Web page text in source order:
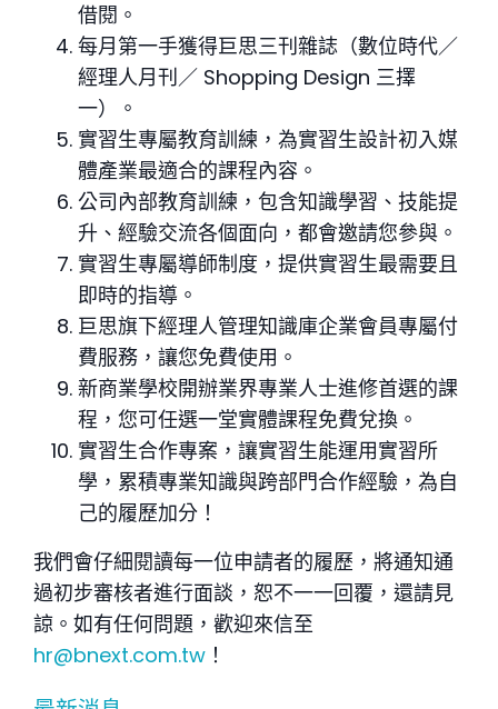
借閱。
每月第一手獲得巨思三刊雜誌（數位時代／
經理人月刊／ Shopping Design 三擇
一）。
實習生專屬教育訓練，為實習生設計初入媒
體產業最適合的課程內容。
公司內部教育訓練，包含知識學習、技能提
升、經驗交流各個面向，都會邀請您參與。
實習生專屬導師制度，提供實習生最需要且
即時的指導。
巨思旗下經理人管理知識庫企業會員專屬付
費服務，讓您免費使用。
新商業學校開辦業界專業人士進修首選的課
程，您可任選一堂實體課程免費兌換。
實習生合作專案，讓實習生能運用實習所
學，累積專業知識與跨部門合作經驗，為自
己的履歷加分！
我們會仔細閱讀每一位申請者的履歷，將通知通
過初步審核者進行面談，恕不一一回覆，還請見
諒。 如有任何問題，歡迎來信至
hr@bnext.com.tw ！